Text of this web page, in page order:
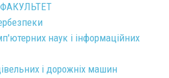
наук і інформаційних
і дорожніх машин